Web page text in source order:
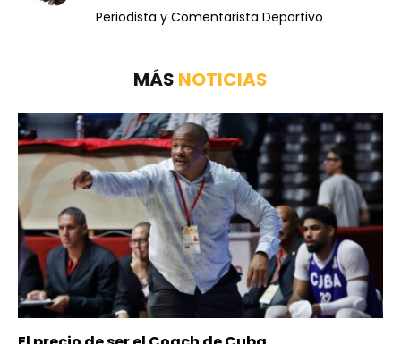
Periodista y Comentarista Deportivo
MÁS NOTICIAS